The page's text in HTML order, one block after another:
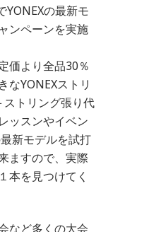
YONEXの最新モ
ンペーンを実施
価より全品30％
なYONEXストリ
ストリング張り代
ッスンやイベン
新モデルを試打
ますので、実際
本を見つけてく
など多くの大会